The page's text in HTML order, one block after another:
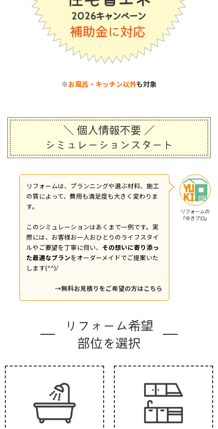
※お風呂・キッチン以外も対象
＼ 個人情報不要 ／
シミュレーションスタート
リフォームの
『ゆきプロ』
リフォームは、プランニングや選ぶ材料、施工
の質によって、費用も満足度も大きく変わりま
す。
このシミュレーションはあくまで一例です。実
際には、お客様お一人おひとりのライフスタイ
ルやご要望を丁寧に伺い、 その想いに寄り添っ
た最適なプランをオーダーメイドでご提案いた
します(^^)/
→無料お見積りをご希望の方はこちら
リフォーム希望
部位を選択